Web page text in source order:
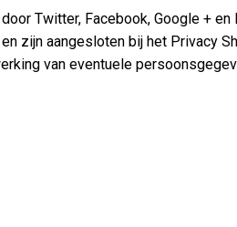
Twitter, Facebook, Google +
zijn aangesloten bij het Privacy
van eventuele